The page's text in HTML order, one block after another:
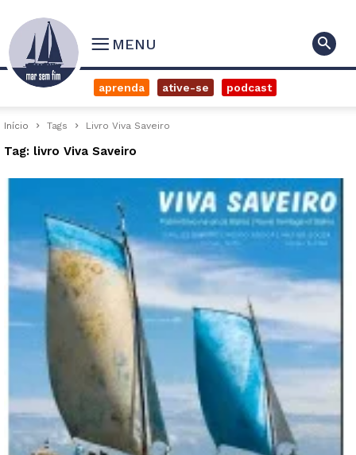
MENU
aprenda ative-se podcast
Início Tags Livro Viva Saveiro
Tag: livro Viva Saveiro